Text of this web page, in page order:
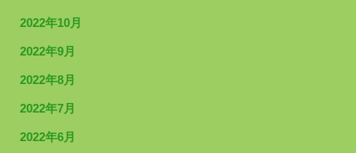
2022年10月
2022年9月
2022年8月
2022年7月
2022年6月